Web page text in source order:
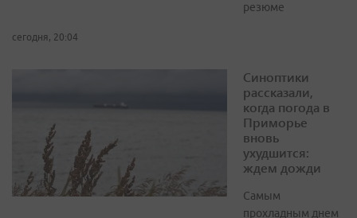
резюме
сегодня, 20:04
Синоптики
рассказали,
когда погода в
Приморье
вновь
ухудшится:
ждем дожди
Самым
прохладным днем